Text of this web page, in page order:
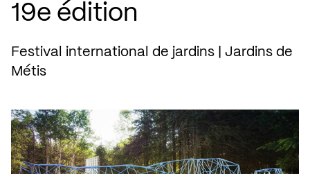
19e édition
Festival international de jardins | Jardins de
Métis